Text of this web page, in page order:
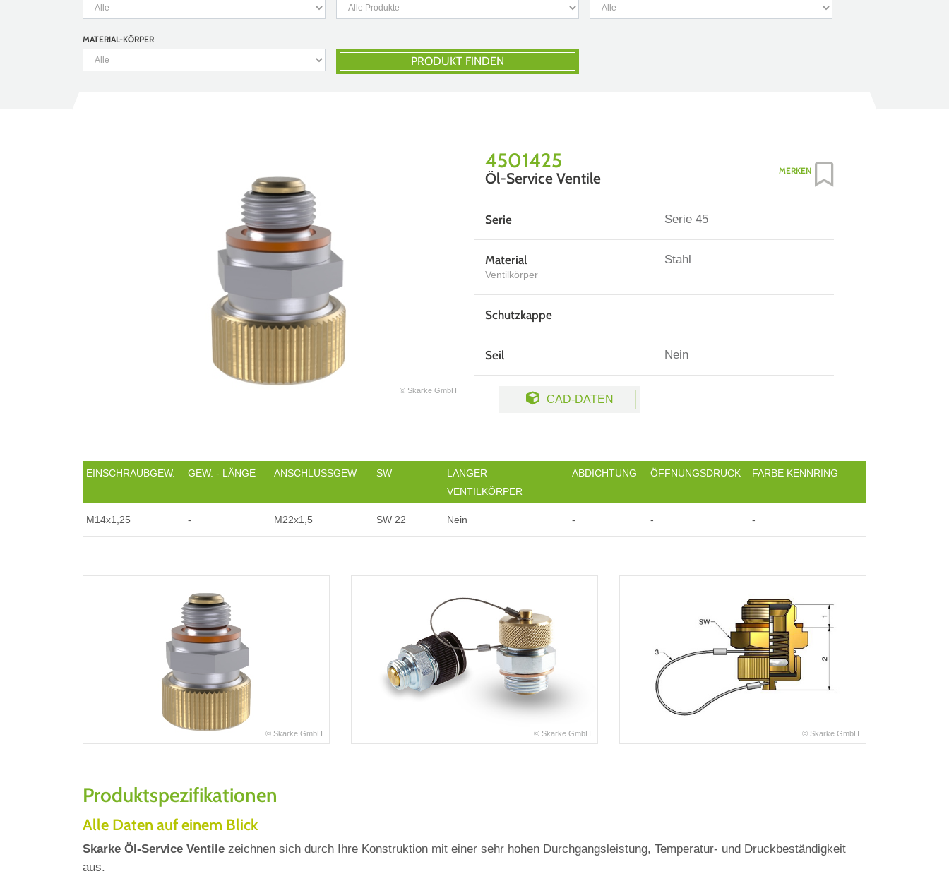
MATERIAL-KÖRPER
PRODUKT FINDEN
© Skarke GmbH
4501425
Öl-Service Ventile MERKEN
Serie Serie 45
Material
Ventilkörper
Stahl
Schutzkappe
Seil Nein
CAD-DATEN
EINSCHRAUBGEW. GEW. - LÄNGE ANSCHLUSSGEW SW
LANGER
VENTILKÖRPER
ABDICHTUNG ÖFFNUNGSDRUCK FARBE KENNRING
M14x1,25 - M22x1,5 SW 22 Nein - - -
© Skarke GmbH © Skarke GmbH © Skarke GmbH
Produktspezifikationen
Alle Daten auf einem Blick
Skarke Öl-Service Ventile zeichnen sich durch Ihre Konstruktion mit einer sehr hohen Durchgangsleistung, Temperatur‐ und Druckbeständigkeit
aus.